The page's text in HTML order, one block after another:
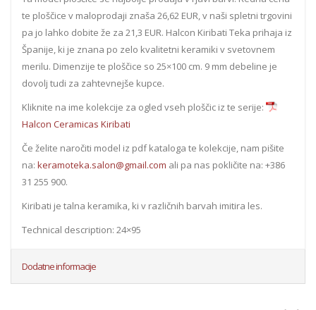
te ploščice v maloprodaji znaša 26,62 EUR, v naši spletni trgovini
pa jo lahko dobite že za 21,3 EUR. Halcon Kiribati Teka prihaja iz
Španije, ki je znana po zelo kvalitetni keramiki v svetovnem
merilu. Dimenzije te ploščice so 25×100 cm. 9 mm debeline je
dovolj tudi za zahtevnejše kupce.
Kliknite na ime kolekcije za ogled vseh ploščic iz te serije:
Halcon Ceramicas Kiribati
Če želite naročiti model iz pdf kataloga te kolekcije, nam pišite
na: keramoteka.salon@gmail.com ali pa nas pokličite na: +386
31 255 900.
Kiribati je talna keramika, ki v različnih barvah imitira les.
Technical description: 24×95
Dodatne informacije